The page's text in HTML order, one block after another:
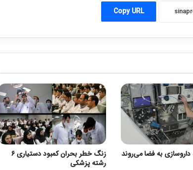
Copy URL
زنگ خطر بحران کمبود دستیاری ۶
رشته پزشکی